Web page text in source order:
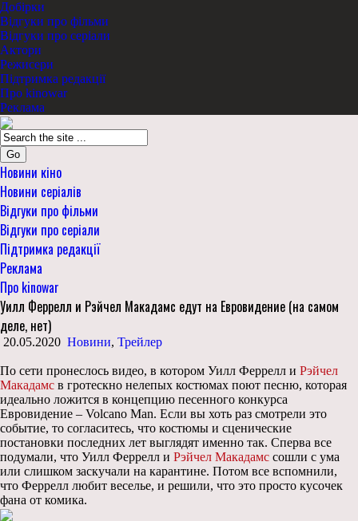
Добірки
Відгуки про фільми
Відгуки про серіали
Актори
Режисери
Підтримка редакції
Про kinowar
Реклама
Go
Новини кіно
Новини серіалів
Відгуки про фільми
Відгуки про серіали
Підтримка редакції
Реклама
Про kinowar
Уилл Феррелл и Рэйчел Макадамс едут на Евровидение (на самом
деле, нет)
20.05.2020 Новини, Трейлер
По сети пронеслось видео, в котором Уилл Феррелл и Рэйчел
Макадамс в гротескно нелепых костюмах поют песню, которая
идеально ложится в концепцию песенного конкурса
Евровидение – Volcano Man. Если вы хоть раз смотрели это
событие, то согласитесь, что костюмы и сценические
постановки последних лет выглядят именно так. Сперва все
подумали, что Уилл Феррелл и Рэйчел Макадамс сошли с ума
или слишком заскучали на карантине. Потом все вспомнили,
что Феррелл любит веселье, и решили, что это просто кусочек
фана от комика.